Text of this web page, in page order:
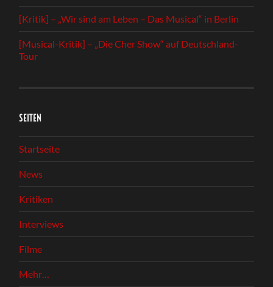
[Kritik] – „Wir sind am Leben – Das Musical“ in Berlin
[Musical-Kritik] – „Die Cher Show“ auf Deutschland-
Tour
SEITEN
Startseite
News
Kritiken
Interviews
Filme
Mehr…